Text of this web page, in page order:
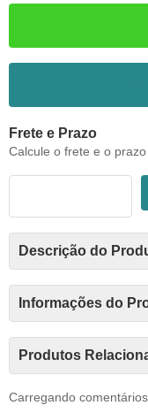
Frete e Prazo
Calcule o frete e o
Descrição do
Informações do
Produtos
Carregando comentários